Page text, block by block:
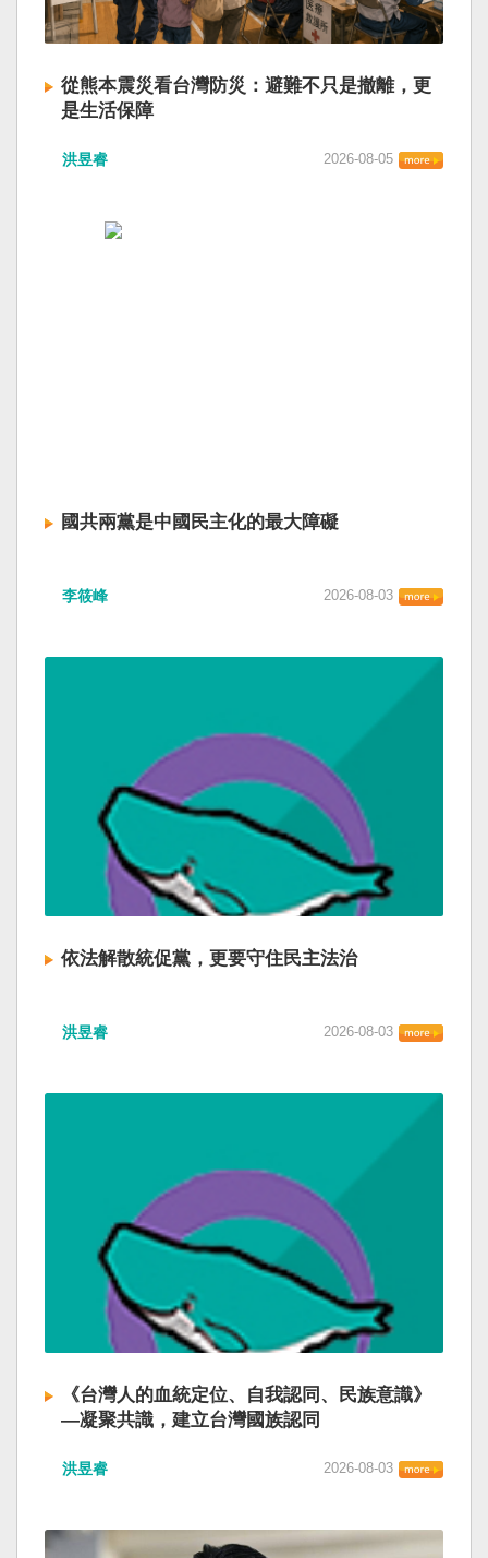
從熊本震災看台灣防災：避難不只是撤離，更
是生活保障
洪昱睿 2026-08-05
國共兩黨是中國民主化的最大障礙
李筱峰 2026-08-03
依法解散統促黨，更要守住民主法治
洪昱睿 2026-08-03
《台灣人的血統定位、自我認同、民族意識》
—凝聚共識，建立台灣國族認同
洪昱睿 2026-08-03